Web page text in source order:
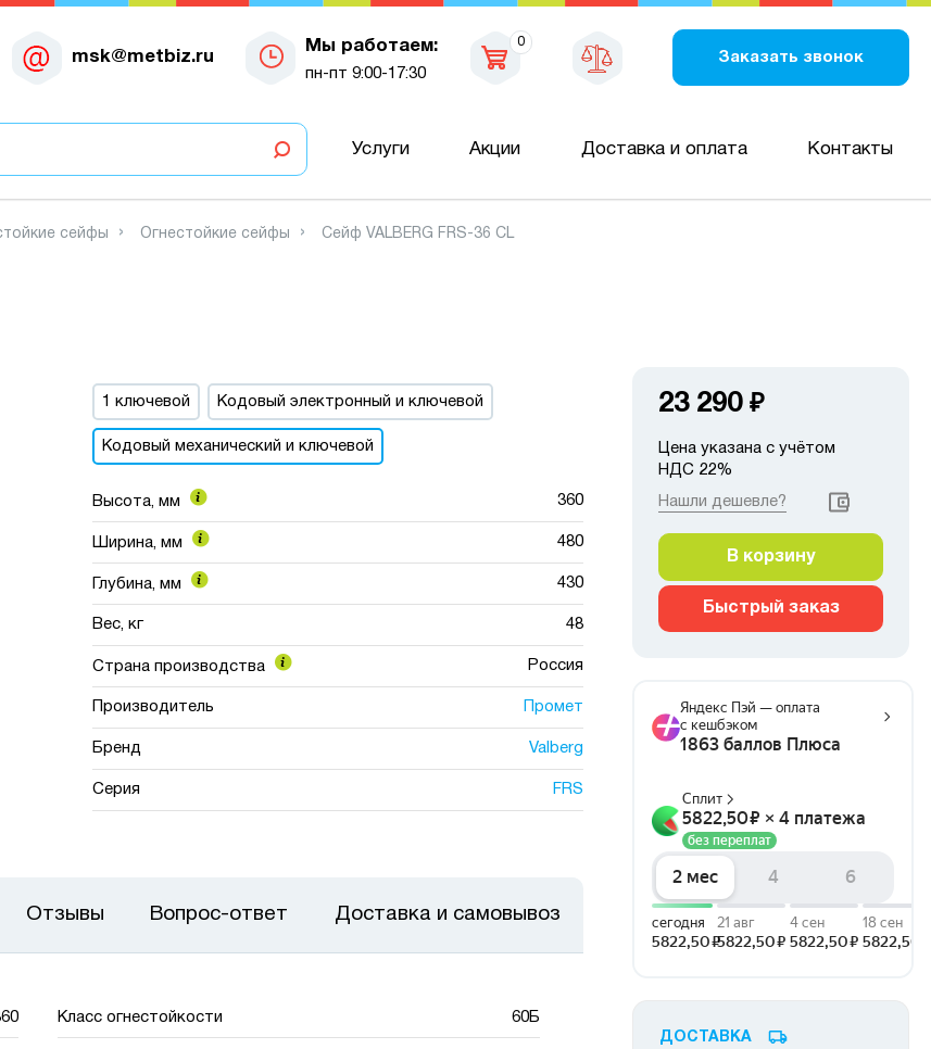
msk@metbiz.ru
Мы работаем:
пн-пт 9:00-17:30
0
Заказать звонок
Услуги Акции Доставка и оплата Контакты
сейфы Огнестойкие сейфы Сейф VALBERG FRS-36 CL
1 ключевой
Кодовый электронный и ключевой
Кодовый механический и ключевой
Высота, мм 360
Ширина, мм 480
Глубина, мм 430
Вес, кг 48
Страна производства Россия
Производитель Промет
Бренд Valberg
Серия FRS
Класс огнестойкости 60Б
Отзывы Вопрос-ответ Доставка и самовывоз
23 290 ₽
Цена указана с учётом
НДС 22%
Нашли дешевле?
В корзину
Быстрый заказ
ДОСТАВКА